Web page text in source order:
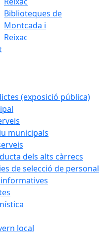
Biblioteques de
Montcada i
Reixac
(exposició pública)
municipals
dels alts càrrecs
de selecció de personal
local